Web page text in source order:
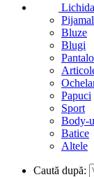
Bluze
Blugi
Papuci
Sport
Body-
Batice
Altele
Caută după: